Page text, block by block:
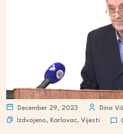
December 29, 2023
Dina
Izdvojeno, Karlovac, Vijesti